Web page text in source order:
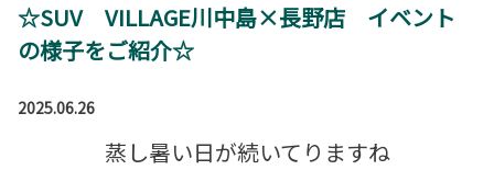
☆SUV VILLAGE川中島×長野店 イベント
の様子をご紹介☆
2025.06.26
蒸し暑い日が続いてりますね